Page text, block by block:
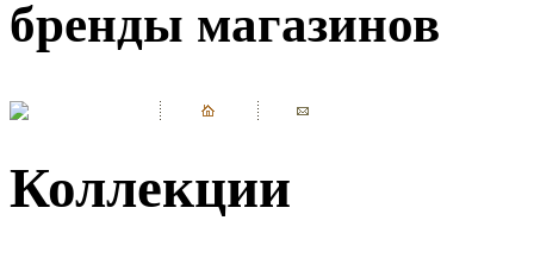
бренды магазинов
Коллекции